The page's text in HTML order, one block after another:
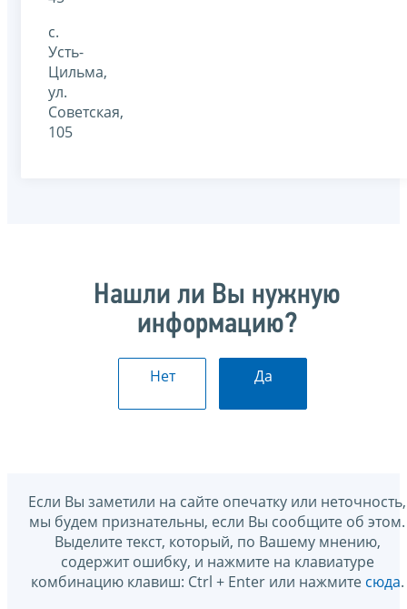
с.
Усть-
Цильма,
ул.
Советская,
105
Нашли ли Вы нужную
информацию?
Нет Да
Если Вы заметили на сайте опечатку или неточность,
мы будем признательны, если Вы сообщите об этом.
Выделите текст, который, по Вашему мнению,
содержит ошибку, и нажмите на клавиатуре
комбинацию клавиш: Ctrl + Enter или нажмите сюда.